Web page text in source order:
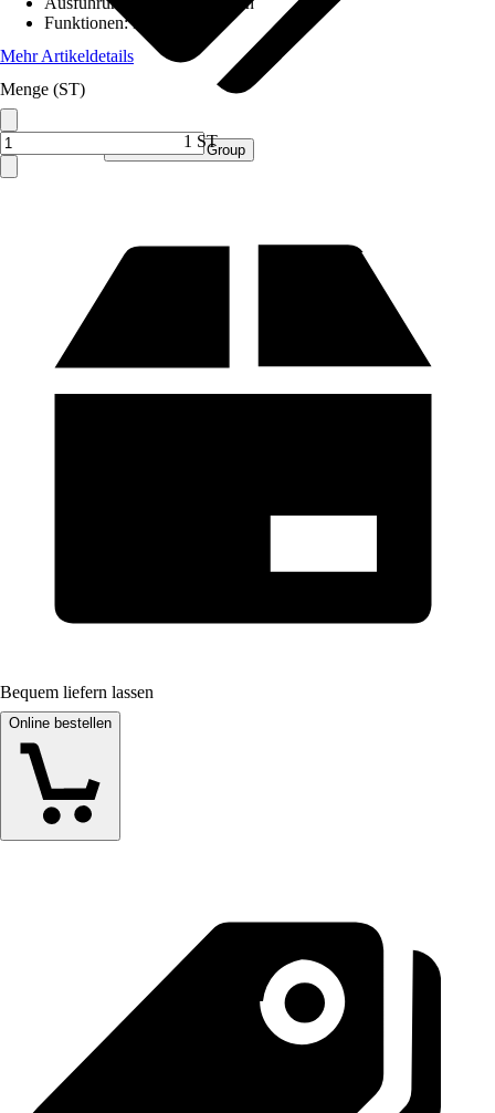
Verkauf durch: Procommerce Group
Funktionen:Mit Klappe
Mehr Artikeldetails
Menge (ST)
1 ST
Bequem liefern lassen
Online bestellen